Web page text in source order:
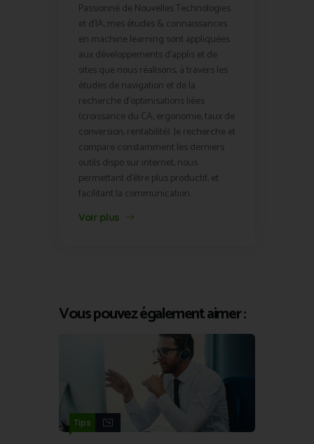
Passionné de Nouvelles Technologies
et d'IA, mes études & connaissances
en machine learning sont appliquées
aux développements d'applis et de
sites que nous réalisons, à travers les
études de navigation et de la
recherche d'optimisations liées
(croissance du CA, ergonomie, taux de
conversion, rentabilité). Je recherche et
compare constamment les derniers
outils dispo sur internet, nous
permettant d'être plus productif, et
facilitant la communication.
Voir plus
Vous pouvez également aimer :
Tips